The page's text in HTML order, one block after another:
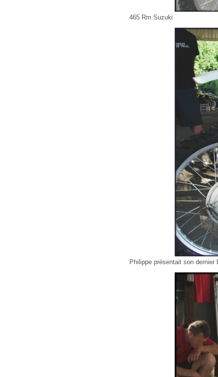
465 Rm Suzuki
Philippe présentait son